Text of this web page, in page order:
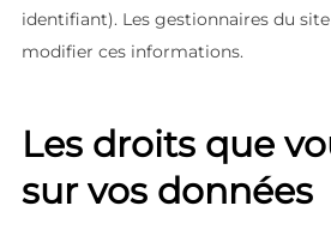
identifiant). Les gestionnaires du
modifier ces informations.
Les droits que
sur vos données